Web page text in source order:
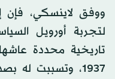
لتجربة أورويل
تاريخية محددة
1937، وتسببت له